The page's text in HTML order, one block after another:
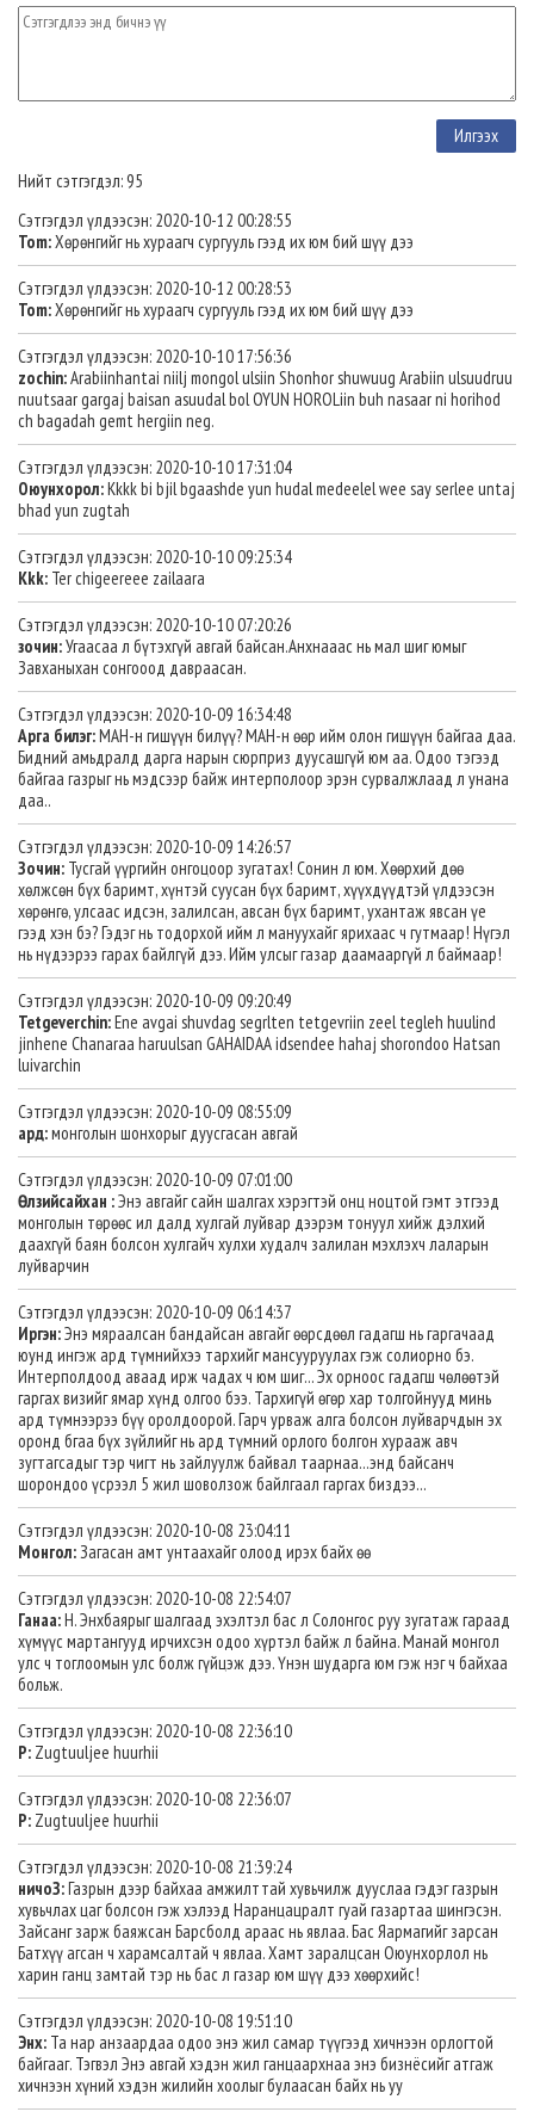
Нийт сэтгэгдэл: 95
Сэтгэгдэл үлдээсэн: 2020-10-12 00:28:55
Tom:Хөрөнгийг нь хураагч сургууль гээд их юм бий шүү дээ
Сэтгэгдэл үлдээсэн: 2020-10-12 00:28:53
Tom:Хөрөнгийг нь хураагч сургууль гээд их юм бий шүү дээ
Сэтгэгдэл үлдээсэн: 2020-10-10 17:56:36
zochin:Arabiinhantai niilj mongol ulsiin Shonhor shuwuug Arabiin ulsuudruu
nuutsaar gargaj baisan asuudal bol OYUN HOROLiin buh nasaar ni horihod
ch bagadah gemt hergiin neg.
Сэтгэгдэл үлдээсэн: 2020-10-10 17:31:04
Оюунхорол:Kkkk bi bjil bgaashde yun hudal medeelel wee say serlee untaj
bhad yun zugtah
Сэтгэгдэл үлдээсэн: 2020-10-10 09:25:34
Kkk: Ter chigeereee zailaara
Сэтгэгдэл үлдээсэн: 2020-10-10 07:20:26
зочин:Угаасаа л бүтэхгүй авгай байсан.Анхнааас нь мал шиг юмыг
Завханыхан сонгооод давраасан.
Сэтгэгдэл үлдээсэн: 2020-10-09 16:34:48
Арга билэг:МАН-н гишүүн билүү? МАН-н өөр ийм олон гишүүн байгаа даа.
Бидний амьдралд дарга нарын сюрприз дуусашгүй юм аа. Одоо тэгээд
байгаа газрыг нь мэдсээр байж интерполоор эрэн сурвалжлаад л унана
даа..
Сэтгэгдэл үлдээсэн: 2020-10-09 14:26:57
Зочин: Тусгай үүргийн онгоцоор зугатах! Сонин л юм. Хөөрхий дөө
хөлжсөн бүх баримт, хүнтэй суусан бүх баримт, хүүхдүүдтэй үлдээсэн
хөрөнгө, улсаас идсэн, залилсан, авсан бүх баримт, ухантаж явсан үе
гээд хэн бэ? Гэдэг нь тодорхой ийм л мануухайг ярихаас ч гутмаар! Нүгэл
нь нүдээрээ гарах байлгүй дээ. Ийм улсыг газар даамааргүй л баймаар!
Сэтгэгдэл үлдээсэн: 2020-10-09 09:20:49
Tetgeverchin:Ene avgai shuvdag segrlten tetgevriin zeel tegleh huulind
jinhene Chanaraa haruulsan GAHAIDAA idsendee hahaj shorondoo Hatsan
luivarchin
Сэтгэгдэл үлдээсэн: 2020-10-09 08:55:09
ард:монголын шонхорыг дуусгасан авгай
Сэтгэгдэл үлдээсэн: 2020-10-09 07:01:00
Өлзийсайхан :Энэ авгайг сайн шалгах хэрэгтэй онц ноцтой гэмт этгээд
монголын төрөөс ил далд хулгай луйвар дээрэм тонуул хийж дэлхий
даахгүй баян болсон хулгайч хулхи худалч залилан мэхлэхч лаларын
луйварчин
Сэтгэгдэл үлдээсэн: 2020-10-09 06:14:37
Иргэн:Энэ мяраалсан бандайсан авгайг өөрсдөөл гадагш нь гаргачаад
юунд ингэж ард түмнийхээ тархийг мансууруулах гэж солиорно бэ.
Интерполдоод аваад ирж чадах ч юм шиг... Эх орноос гадагш чөлөөтэй
гаргах визийг ямар хүнд олгоо бээ. Тархигүй өгөр хар толгойнууд минь
ард түмнээрээ бүү оролдоорой. Гарч урваж алга болсон луйварчдын эх
оронд бгаа бүх зүйлийг нь ард түмний орлого болгон хурааж авч
зугтагсадыг тэр чигт нь зайлуулж байвал таарнаа...энд байсанч
шорондоо үсрээл 5 жил шоволзож байлгаал гаргах биздээ...
Сэтгэгдэл үлдээсэн: 2020-10-08 23:04:11
Монгол:Загасан амт унтаахайг олоод ирэх байх өө
Сэтгэгдэл үлдээсэн: 2020-10-08 22:54:07
Ганаа:Н. Энхбаярыг шалгаад эхэлтэл бас л Солонгос руу зугатаж гараад
хүмүүс мартангууд ирчихсэн одоо хүртэл байж л байна. Манай монгол
улс ч тоглоомын улс болж гүйцэж дээ. Үнэн шударга юм гэж нэг ч байхаа
больж.
Сэтгэгдэл үлдээсэн: 2020-10-08 22:36:10
P: Zugtuuljee huurhii
Сэтгэгдэл үлдээсэн: 2020-10-08 22:36:07
P: Zugtuuljee huurhii
Сэтгэгдэл үлдээсэн: 2020-10-08 21:39:24
ничоЗ:Газрын дээр байхаа амжилттай хувьчилж дууслаа гэдэг газрын
хувьчлах цаг болсон гэж хэлээд Наранцацралт гуай газартаа шингэсэн.
Зайсанг зарж баяжсан Барсболд араас нь явлаа. Бас Яармагийг зарсан
Батхүү агсан ч харамсалтай ч явлаа. Хамт заралцсан Оюунхорлол нь
харин ганц замтай тэр нь бас л газар юм шүү дээ хөөрхийс!
Сэтгэгдэл үлдээсэн: 2020-10-08 19:51:10
Энх: Та нар анзаардаа одоо энэ жил самар түүгээд хичнээн орлогтой
байгааг. Тэгвэл Энэ авгай хэдэн жил ганцаархнаа энэ бизнёсийг атгаж
хичнээн хүний хэдэн жилийн хоолыг булаасан байх нь уу